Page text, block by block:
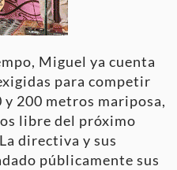
Miguel ya cuenta
para competir
y 200 metros mariposa,
libre del próximo
directiva y sus
públicamente sus